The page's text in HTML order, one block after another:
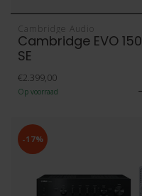
Cambridge Audio
Cambridge EVO 150
SE
€2.399,00
Op voorraad
-17%